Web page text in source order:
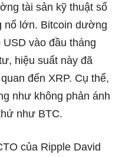
tài sản kỹ thuật số
nổ lớn. Bitcoin dường
vào đầu tháng
hiệu suất này đã
đến XRP. Cụ thể,
như không phản ánh
như BTC.
của Ripple David